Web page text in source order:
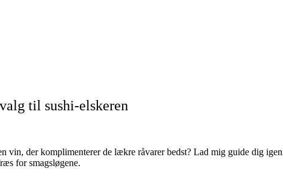
til sushi-elskeren
vin, der komplimenterer de lækre råvarer bedst? Lad mig guide dig
for smagsløgene.